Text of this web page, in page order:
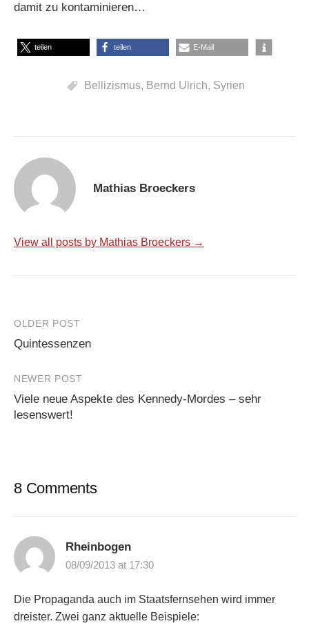
damit zu kontaminieren…
teilen teilen E-Mail
Bellizismus, Bernd Ulrich, Syrien
Mathias Broeckers
View all posts by Mathias Broeckers →
Post
navigation
OLDER POST
Quintessenzen
NEWER POST
Viele neue Aspekte des Kennedy-Mordes – sehr
lesenswert!
8 Comments
Rheinbogen
08/09/2013 at 17:30
Die Propaganda auch im Staatsfernsehen wird immer
dreister. Zwei ganz aktuelle Beispiele: